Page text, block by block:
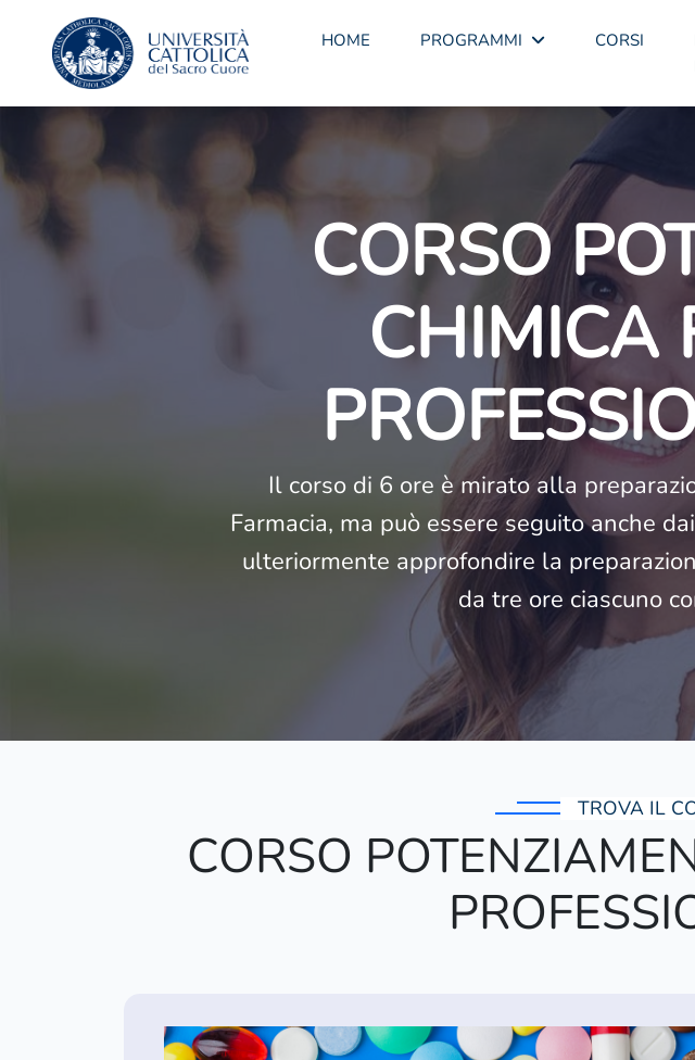
HOME PROGRAMMI CORSI
CORSO
CHIMICA
Il corso di 6 ore è mirato alla
Farmacia, ma può essere seguito anche
ulteriormente approfondire la
da tre ore ciascuno
TROVA IL
CORSO